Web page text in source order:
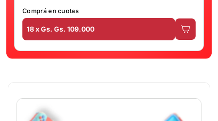
Comprá en cuotas
18 x Gs. Gs. 109.000